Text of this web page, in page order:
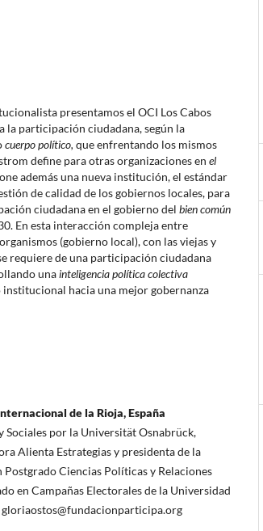
presentamos el OCI Los Cabos
la participación ciudadana, según la
cuerpo político, que enfrentando los mismos
define para otras organizaciones en el
además una nueva institución, el estándar
de calidad de los gobiernos locales, para
ciudadana en el gobierno del bien común
En esta interacción compleja entre
(gobierno local), con las viejas y
requiere de una participación ciudadana
unainteligencia política colectiva
hacia una mejor gobernanza
de la Rioja, España
Sociales por la Universität Osnabrück,
Alienta Estrategias y presidenta de la
Ciencias Políticas y Relaciones
en Campañas Electorales de la Universidad